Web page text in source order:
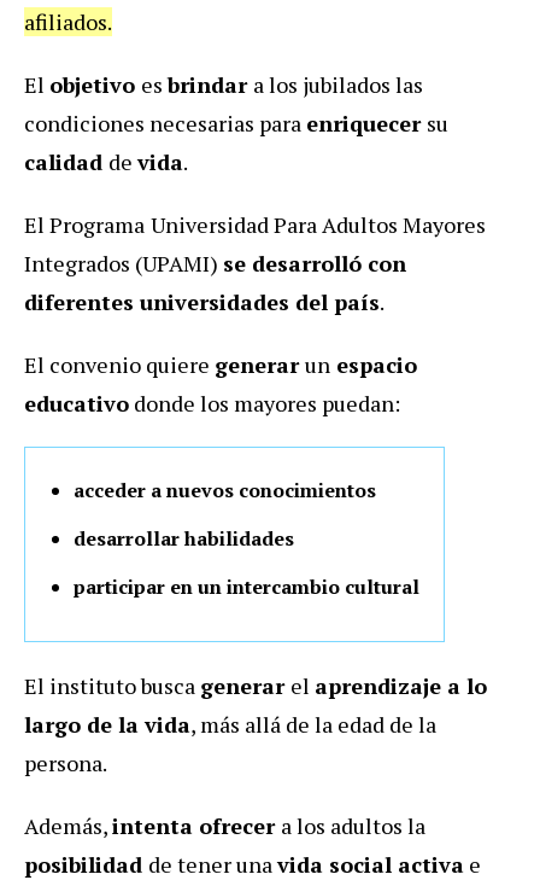
afiliados.
El objetivo esbrindar a los jubilados las
condiciones necesarias para enriquecer su
calidad devida.
El Programa Universidad Para Adultos Mayores
Integrados (UPAMI) se desarrolló con
diferentes universidades del país.
El convenio quiere generarun espacio
educativo donde los mayores puedan:
acceder a nuevos conocimientos
desarrollar habilidades
participar en un intercambio cultural
El instituto busca generar el aprendizaje a lo
largo de la vida, más allá de la edad de la
persona.
Además,intenta ofrecer a los adultos la
posibilidad de tener unavida social activa e